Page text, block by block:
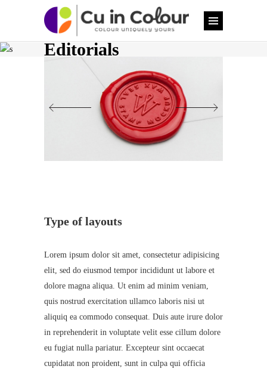
Editorials
Type of layouts
Lorem ipsum dolor sit amet, consectetur adipisicing
elit, sed do eiusmod tempor incididunt ut labore et
dolore magna aliqua. Ut enim ad minim veniam,
quis nostrud exercitation ullamco laboris nisi ut
aliquiq ea commodo consequat. Duis aute irure dolor
in reprehenderit in voluptate velit esse cillum dolore
eu fugiat nulla pariatur. Excepteur sint occaecat
cupidatat non proident, sunt in culpa qui officia